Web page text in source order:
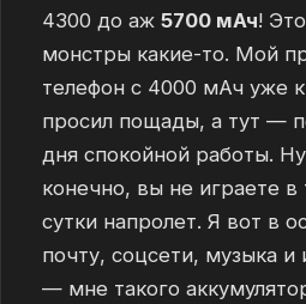
4300 до аж 5700 мАч!
монстры какие-то. Мой
телефон с 4000 мАч уже
просил пощады, а тут —
дня спокойной работы.
конечно, вы не играете
сутки напролет. Я вот в
почту, соцсети, музыка и
— мне такого